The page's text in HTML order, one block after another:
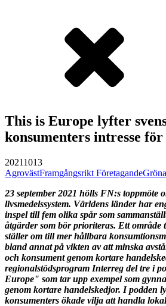
This is Europe lyfter
konsumenters intresse
20211013
AgrovästFramgångsrikt Företagande
23 september 2021 hölls FN:s toppmöte
livsmedelssystem. Världens länder har
inspel till fem olika spår som
åtgärder som bör prioriteras. Ett
ställer om till mer hållbara
bland annat på vikten av att minska
och konsument genom kortare
regionalstödsprogram Interreg del tre i
Europe" som tar upp exempel som
genom kortare handelskedjor. I podden
konsumenters ökade vilja att handla